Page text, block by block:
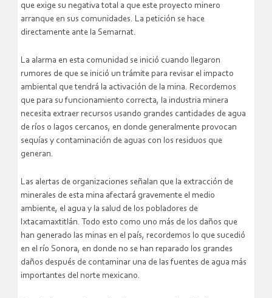
que exige su negativa total a que este proyecto minero
arranque en sus comunidades. La petición se hace
directamente ante la Semarnat.
La alarma en esta comunidad se inició cuando llegaron
rumores de que se inició un trámite para revisar el impacto
ambiental que tendrá la activación de la mina. Recordemos
que para su funcionamiento correcta, la industria minera
necesita extraer recursos usando grandes cantidades de agua
de ríos o lagos cercanos, en donde generalmente provocan
sequías y contaminación de aguas con los residuos que
generan.
Las alertas de organizaciones señalan que la extracción de
minerales de esta mina afectará gravemente el medio
ambiente, el agua y la salud de los pobladores de
Ixtacamaxtitlán. Todo esto como uno más de los daños que
han generado las minas en el país, recordemos lo que sucedió
en el río Sonora, en donde no se han reparado los grandes
daños después de contaminar una de las fuentes de agua más
importantes del norte mexicano.